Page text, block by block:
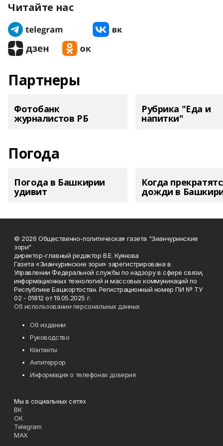
Читайте нас
Партнеры
Фотобанк
журналистов РБ
Рубрика "Еда и
напитки"
Погода
Погода в Башкирии
удивит
Когда
дожди в
© 2026 Общественно-политическая газета "Зианчуринские
зори"
директор-главный редактор В.Е. Куянова
Газета «Зианчуринские зори» зарегистрирована в
Управлении Федеральной службы по надзору в сфере связи,
информационных технологий и массовых коммуникаций по
Республике Башкортостан. Регистрационный номер ПИ № ТУ
02 - 01812 от 19.05.2025 г.
Об использовании персональных данных
Об издании
Руководство
Контакты
Антитеррор
Информация о телефонах доверия
Мы в социальных сетях
ВК
ОК
Telegram
MAX